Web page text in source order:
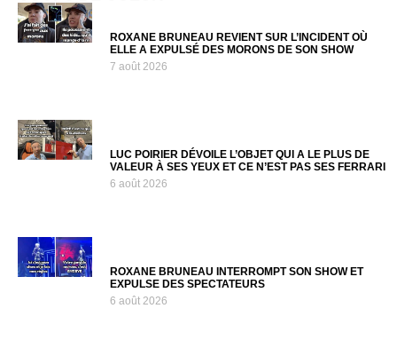
ROXANE BRUNEAU REVIENT SUR L’INCIDENT OÙ
ELLE A EXPULSÉ DES MORONS DE SON SHOW
7 août 2026
LUC POIRIER DÉVOILE L’OBJET QUI A LE PLUS DE
VALEUR À SES YEUX ET CE N’EST PAS SES FERRARI
6 août 2026
ROXANE BRUNEAU INTERROMPT SON SHOW ET
EXPULSE DES SPECTATEURS
6 août 2026